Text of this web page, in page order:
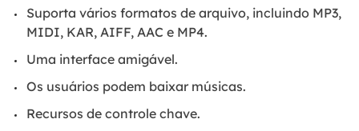
Suporta vários formatos de arquivo, incluindo MP3,
MIDI, KAR, AIFF, AAC e MP4.
Uma interface amigável.
Os usuários podem baixar músicas.
Recursos de controle chave.